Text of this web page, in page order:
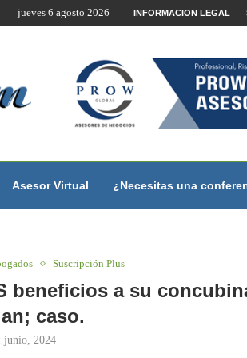
por Internet y Videoconferencia.
jueves 6 agosto 2026 INFORMACION LEGAL
Asesor Virtual ¿Necesitas una
Suscripción Plus
beneficios a su
caso.
junio, 2024